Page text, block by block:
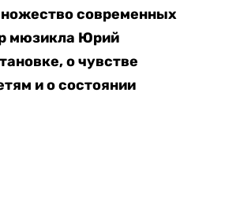
современных
мюзикла Юрий
о чувстве
и о состоянии